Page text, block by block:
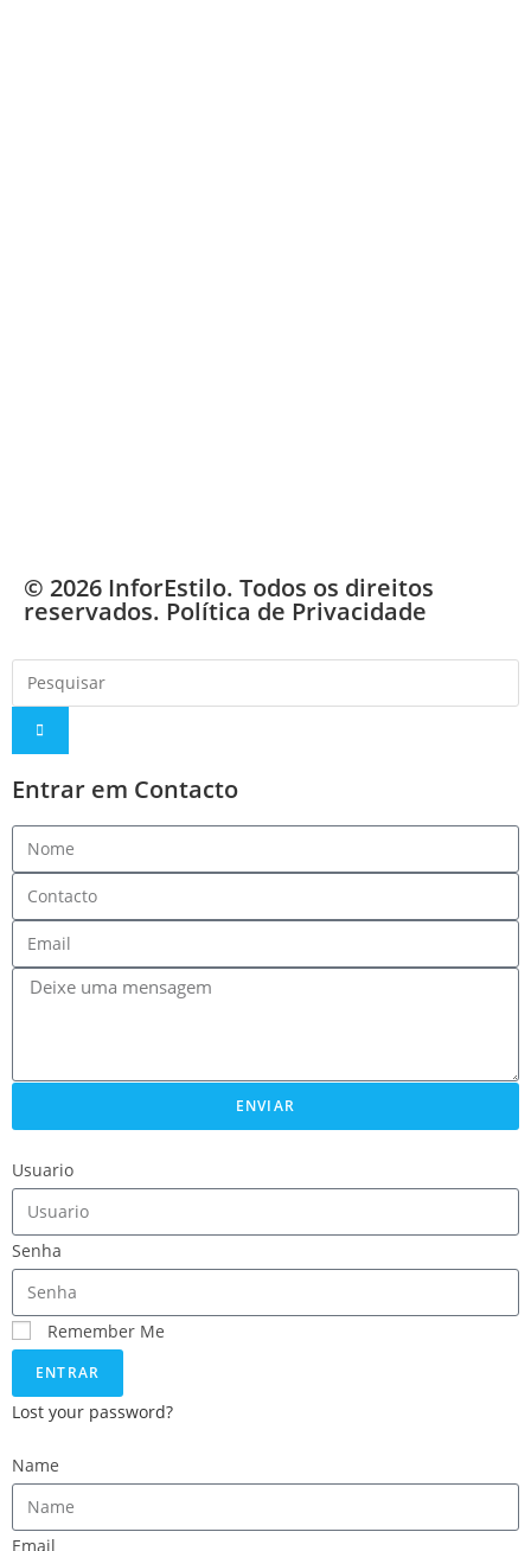
© 2026 InforEstilo. Todos os direitos
reservados. Política de Privacidade
Entrar em Contacto
ENVIAR
Usuario
Senha
Remember Me
ENTRAR
Lost your password?
Name
Email